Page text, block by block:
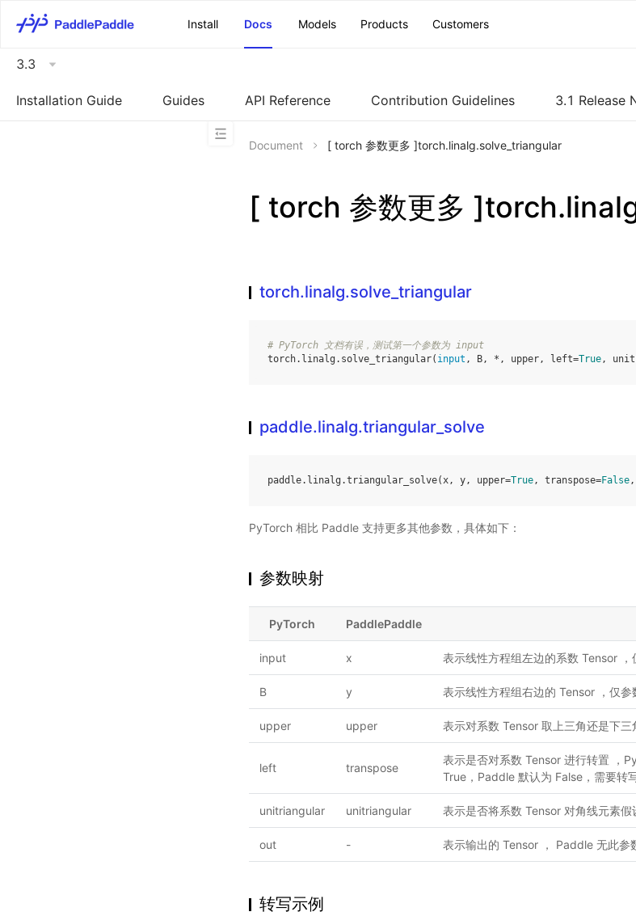
Install Docs Models Products Customers
3.3
Installation Guide Guides API Reference Contribution Guidelines 3.1 Release
Document [ torch 参数更多 ]torch.linalg.solve_triangular
[ torch 参数更多
torch.linalg.solve_triangular
# PyTorch 文档有误，测试第一个参数为 input
torch. linalg . solve_triangular( input , B, * , upper, left=True,
paddle.linalg.triangular_solve
paddle. linalg .triangular_solve(x, y, upper=True, transpose=False,
PyTorch 相比 Paddle 支持更多其他参数，具体如下：
参数映射
PyTorch PaddlePaddle
input x 表示线性方程组左边的系数 Tensor ，
B y 表示线性方程组右边的 Tensor ，仅参
upper upper 表示对系数 Tensor 取上三角还是下三
left transpose
表示是否对系数 Tensor 进行转置 ，
True，Paddle 默认为 False，需要转写
unitriangular unitriangular 表示是否将系数 Tensor 对角线元素假
out - 表示输出的 Tensor ， Paddle 无此参
转写示例